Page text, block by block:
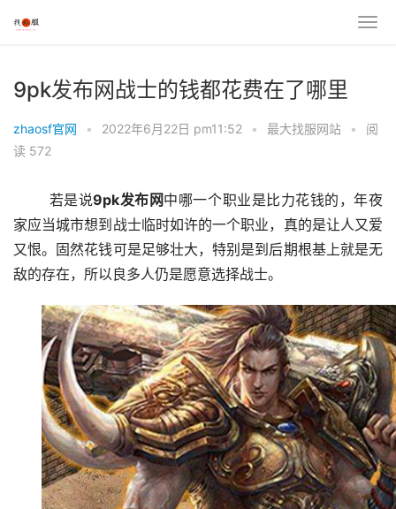
9pk发布网战士的钱都花费在了哪里
zhaosf官网 • 2022年6月22日 pm11:52 • 最大找服网站 •
阅
读 572
	若是说
9pk发布网中哪一个职业是比力花钱的，年夜
家应当城市想到战士临时如许的一个职业，真的是让人又爱
又恨。固然花钱可是足够壮大，特别是到后期根基上就是无
敌的存在，所以良多人仍是愿意选择战士。